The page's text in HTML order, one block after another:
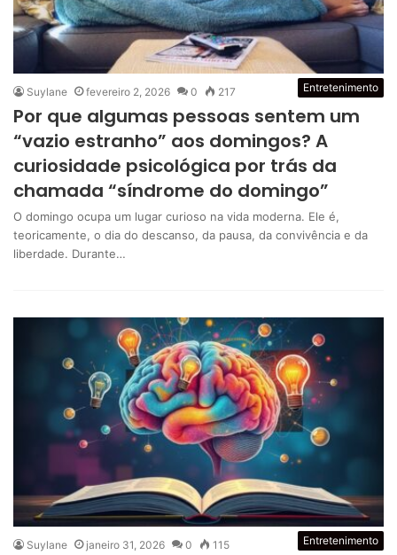
Entretenimento
Suylane fevereiro 2, 2026 0 217
Por que algumas pessoas sentem um
“vazio estranho” aos domingos? A
curiosidade psicológica por trás da
chamada “síndrome do domingo”
O domingo ocupa um lugar curioso na vida moderna. Ele é,
teoricamente, o dia do descanso, da pausa, da convivência e da
liberdade. Durante…
Entretenimento
Suylane janeiro 31, 2026 0 115